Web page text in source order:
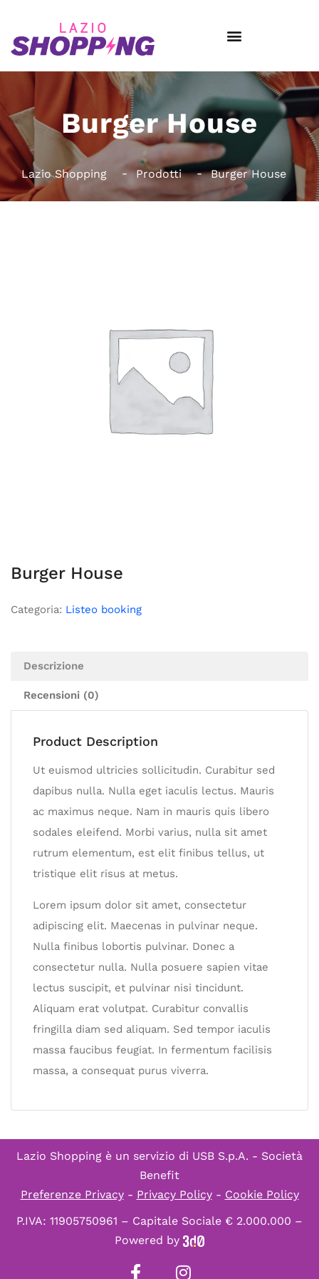
Burger House
Lazio Shopping Prodotti Burger House
Burger House
Categoria: Listeo booking
Descrizione
Recensioni (0)
Product Description
Ut euismod ultricies sollicitudin. Curabitur sed
dapibus nulla. Nulla eget iaculis lectus. Mauris
ac maximus neque. Nam in mauris quis libero
sodales eleifend. Morbi varius, nulla sit amet
rutrum elementum, est elit finibus tellus, ut
tristique elit risus at metus.
Lorem ipsum dolor sit amet, consectetur
adipiscing elit. Maecenas in pulvinar neque.
Nulla finibus lobortis pulvinar. Donec a
consectetur nulla. Nulla posuere sapien vitae
lectus suscipit, et pulvinar nisi tincidunt.
Aliquam erat volutpat. Curabitur convallis
fringilla diam sed aliquam. Sed tempor iaculis
massa faucibus feugiat. In fermentum facilisis
massa, a consequat purus viverra.
Lazio Shopping è un servizio di USB S.p.A. - Società
Benefit
Preferenze Privacy- Privacy Policy- Cookie Policy
P.IVA: 11905750961 – Capitale Sociale € 2.000.000 –
Powered by